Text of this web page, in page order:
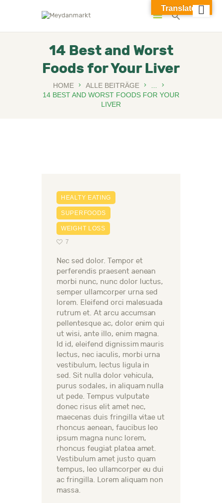
14 Best and Worst
Foods for Your Liver
HOME ALLE BEITRÄGE
14 BEST AND WORST FOODS FOR YOUR
LIVER
HEALTY EATING
SUPERFOODS
WEIGHT LOSS
7
Nec sed dolor. Tempor et
perferendis praesent aenean
morbi nunc, nunc dolor luctus,
semper ullamcorper urna sed
lorem. Eleifend orci malesuada
rutrum et. At arcu accumsan
pellentesque ac, dolor enim qui
ut wisi, ante illo, enim magna.
Id id, eleifend dignissim mauris
lectus, nec iaculis, morbi urna
vestibulum, lectus ligula in
sed. Sit nulla dolor vehicula,
purus sodales, in aliquam nulla
ut pede. Tempus vulputate
donec risus elit amet nec,
maecenas duis fringilla vitae ut
rhoncus aenean, faucibus leo
ipsum magna nunc lorem,
rhoncus feugiat platea amet.
Vestibulum amet justo quam
tempus, leo ullamcorper eu dui
ac fringilla. Lorem aliquam non
massa.
Translate »